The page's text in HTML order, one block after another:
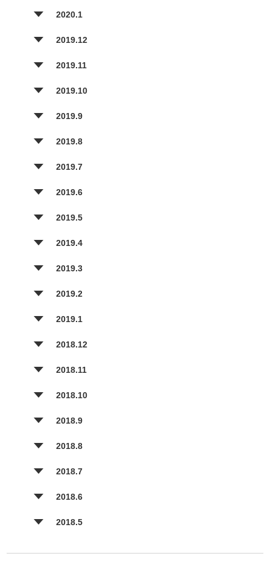
2020.1
2019.12
2019.11
2019.10
2019.9
2019.8
2019.7
2019.6
2019.5
2019.4
2019.3
2019.2
2019.1
2018.12
2018.11
2018.10
2018.9
2018.8
2018.7
2018.6
2018.5